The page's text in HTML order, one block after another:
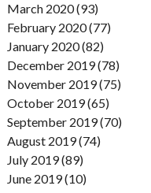
March 2020 (93)
February 2020 (77)
January 2020 (82)
December 2019 (78)
November 2019 (75)
October 2019 (65)
September 2019 (70)
August 2019 (74)
July 2019 (89)
June 2019 (10)